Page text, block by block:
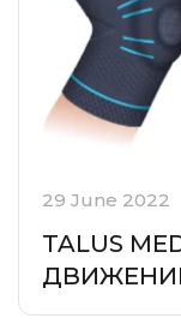
29 June 2022
TALUS